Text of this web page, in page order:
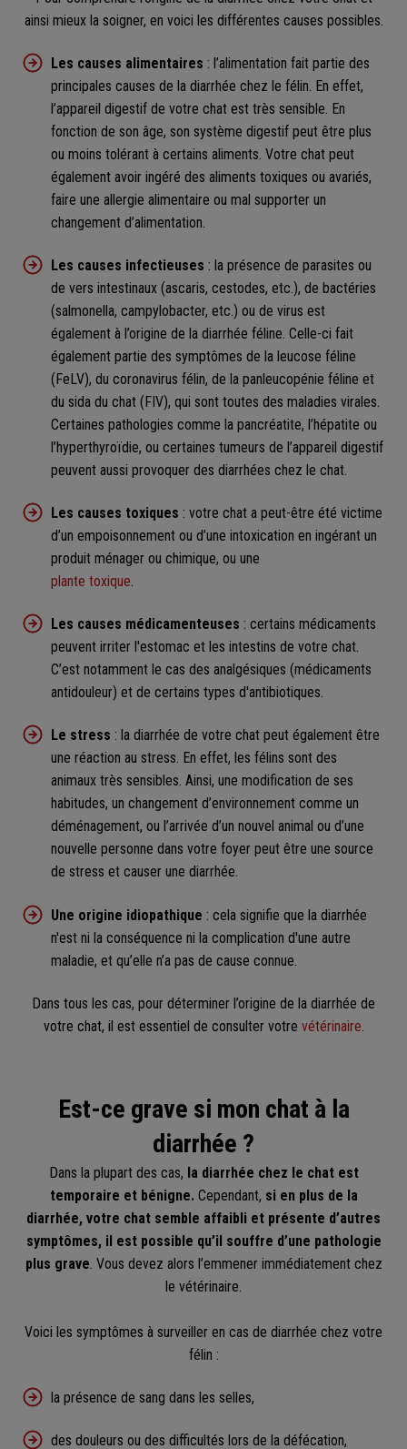
ainsi mieux la soigner, en voici les différentes causes possibles.
Les causes alimentaires : l’alimentation fait partie des
principales causes de la diarrhée chez le félin. En effet,
l’appareil digestif de votre chat est très sensible. En
fonction de son âge, son système digestif peut être plus
ou moins tolérant à certains aliments. Votre chat peut
également avoir ingéré des aliments toxiques ou avariés,
faire une allergie alimentaire ou mal supporter un
changement d’alimentation.
Les causes infectieuses : la présence de parasites ou
de vers intestinaux (ascaris, cestodes, etc.), de bactéries
(salmonella, campylobacter, etc.) ou de virus est
également à l’origine de la diarrhée féline. Celle-ci fait
également partie des symptômes de la leucose féline
(FeLV), du coronavirus félin, de la panleucopénie féline et
du sida du chat (FIV), qui sont toutes des maladies virales.
Certaines pathologies comme la pancréatite, l’hépatite ou
l’hyperthyroïdie, ou certaines tumeurs de l’appareil digestif
peuvent aussi provoquer des diarrhées chez le chat.
Les causes toxiques : votre chat a peut-être été victime
d’un empoisonnement ou d’une intoxication en ingérant un
produit ménager ou chimique, ou une
plante toxique.
Les causes médicamenteuses : certains médicaments
peuvent irriter l'estomac et les intestins de votre chat.
C’est notamment le cas des analgésiques (médicaments
antidouleur) et de certains types d'antibiotiques.
Le stress : la diarrhée de votre chat peut également être
une réaction au stress. En effet, les félins sont des
animaux très sensibles. Ainsi, une modification de ses
habitudes, un changement d’environnement comme un
déménagement, ou l’arrivée d’un nouvel animal ou d’une
nouvelle personne dans votre foyer peut être une source
de stress et causer une diarrhée.
Une origine idiopathique : cela signifie que la diarrhée
n'est ni la conséquence ni la complication d'une autre
maladie, et qu’elle n’a pas de cause connue.
Dans tous les cas, pour déterminer l’origine de la diarrhée de
votre chat, il est essentiel de consulter votre vétérinaire
Est-ce grave si mon chat à la
diarrhée ?
Dans la plupart des cas, la diarrhée chez le chat est
temporaire et bénigne. Cependant, si en plus de la
diarrhée, votre chat semble affaibli et présente d’autres
symptômes, il est possible qu’il souffre d’une pathologie
plus grave . Vous devez alors l’emmener immédiatement chez
le vétérinaire.
Voici les symptômes à surveiller en cas de diarrhée chez votre
félin :
la présence de sang dans les selles,
des douleurs ou des difficultés lors de la défécation,